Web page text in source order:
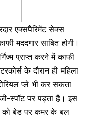
एक्सपैरिमेंट सेक्स
मददगार साबित होगी।
प्राप्त करने में काफी
के दौरान ही महिला
प्ले भी कर सकता
स्पॉट पर पड़ता है । इस
को बेड पर कमर के बल